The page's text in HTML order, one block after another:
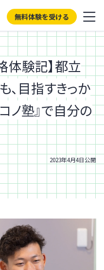
無料体験を受ける
体験記】都立
、目指すきっか
ノ塾』で自分の
2023年4月4日公開